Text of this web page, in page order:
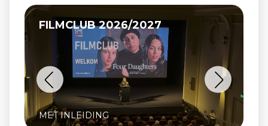
FILMCLUB 2026/2027
MET INLEIDING